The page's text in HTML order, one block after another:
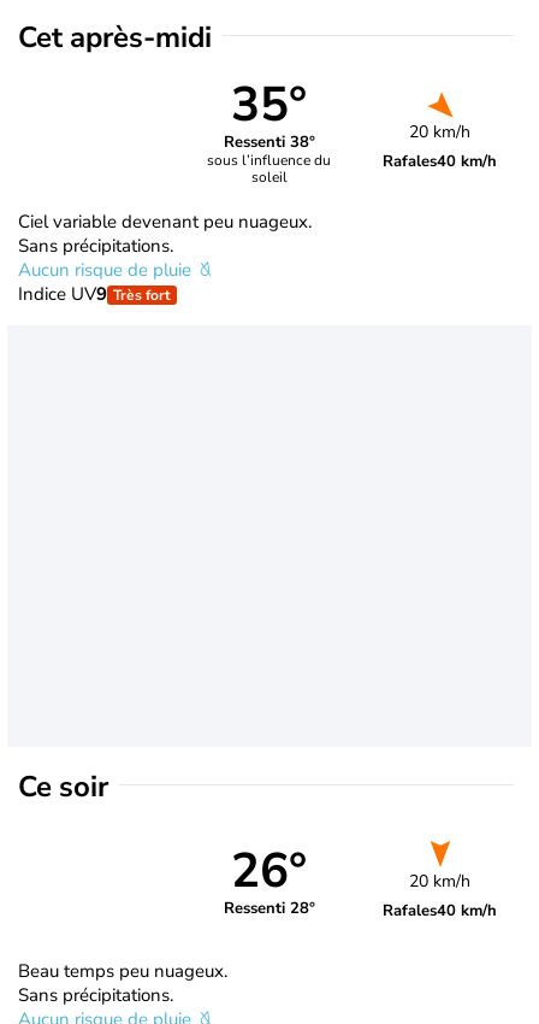
Cet après-midi
35°
Ressenti 38°
sous l’influence du
soleil
20 km/h
Rafales40 km/h
Ciel variable devenant peu nuageux.
Sans précipitations.
Aucun risque de pluie
Indice UV9 Très fort
Ce soir
26°
Ressenti 28°
20 km/h
Rafales40 km/h
Beau temps peu nuageux.
Sans précipitations.
Aucun risque de pluie